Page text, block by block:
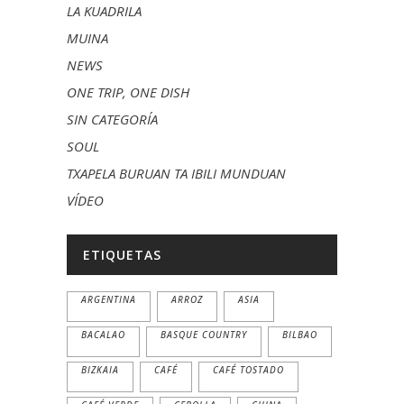
LA KUADRILA
MUINA
NEWS
ONE TRIP, ONE DISH
SIN CATEGORÍA
SOUL
TXAPELA BURUAN TA IBILI MUNDUAN
VÍDEO
ETIQUETAS
ARGENTINA ARROZ ASIA
BACALAO BASQUE COUNTRY BILBAO
BIZKAIA CAFÉ CAFÉ TOSTADO